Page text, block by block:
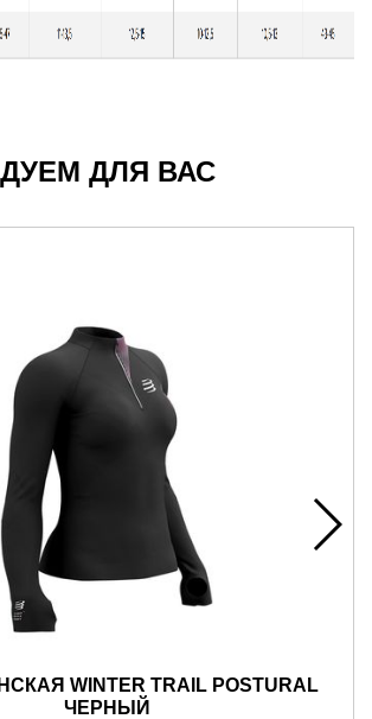
ДЛЯ ВАС
WINTER TRAIL POSTURAL
ЧЕРНЫЙ